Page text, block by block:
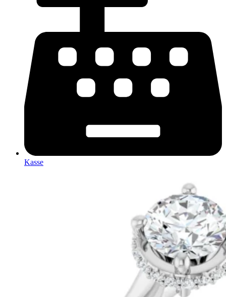
Kasse